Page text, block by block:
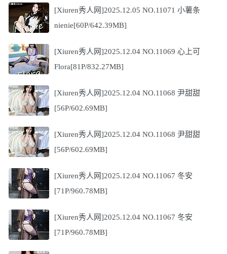
[Xiuren秀人网]2025.12.05 NO.11071 小薯条
nienie[60P/642.39MB]
[Xiuren秀人网]2025.12.04 NO.11069 心上可
Flora[81P/832.27MB]
[Xiuren秀人网]2025.12.04 NO.11068 尹甜甜
[56P/602.69MB]
[Xiuren秀人网]2025.12.04 NO.11068 尹甜甜
[56P/602.69MB]
[Xiuren秀人网]2025.12.04 NO.11067 冬安
[71P/960.78MB]
[Xiuren秀人网]2025.12.04 NO.11067 冬安
[71P/960.78MB]